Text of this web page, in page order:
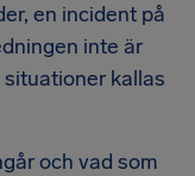
en incident på
inte är
kallas
och vad som